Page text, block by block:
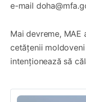
e-mail
Mai devreme,
cetățenii
intenționează să